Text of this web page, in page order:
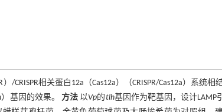
相关蛋白12a（Cas12a）（CRISPR/Cas12a）系统相
）基因的效果。方法 以Vp的tlh基因作为靶基因，设计LAMP